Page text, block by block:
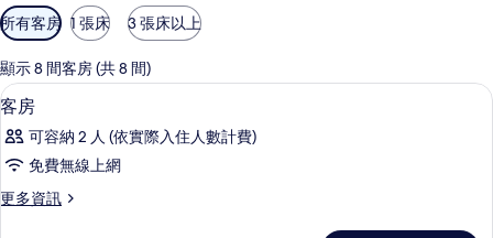
可
用
的
客
房
篩
選
件
所有客房 1 張床 3 張床以上
顯示 8 間客房 (共 8 間)
顯
示
客
的
高級寢具、客房內保險箱、書桌、遮
11
客房
可容納 2 人 (依實際入住人數計費)
免費無線上網
更多資訊
更